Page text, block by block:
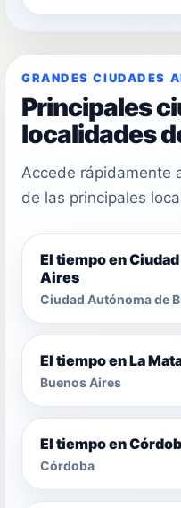
GRANDES CIUDADES
Principales
localidades
Accede rápidamente
de las principales
El tiempo en
Aires
Ciudad Autónoma de
El tiempo en La
Buenos Aires
El tiempo en
Córdoba